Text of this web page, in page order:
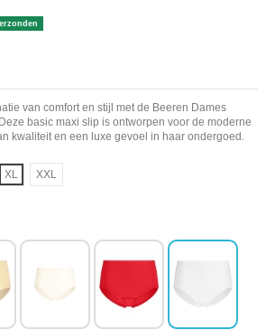
van comfort en stijl met de Beeren Dames
basic maxi slip is ontworpen voor de moderne
kwaliteit en een luxe gevoel in haar ondergoed.
XL XXL